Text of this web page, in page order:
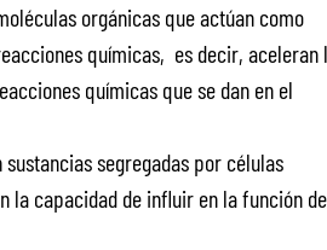
orgánicas que actúan como
químicas, ​ es decir, aceleran
químicas que se dan en el
sustancias segregadas por células
la capacidad de influir en la función de